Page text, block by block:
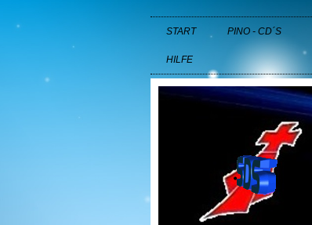
START PINO - CD´S
HILFE